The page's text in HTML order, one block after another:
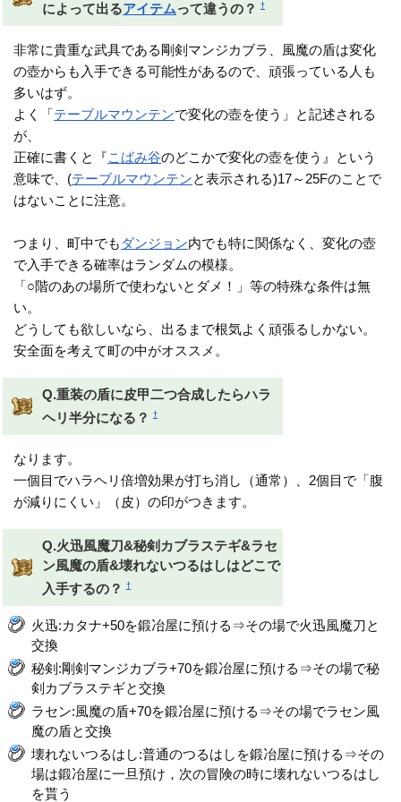
によって出るアイテムって違うの？ †
非常に貴重な武具である剛剣マンジカブラ、風魔の盾は変化
の壺からも入手できる可能性があるので、頑張っている人も
多いはず。
よく「テーブルマウンテンで変化の壺を使う」と記述される
が、
正確に書くと『こばみ谷のどこかで変化の壺を使う』という
意味で、(テーブルマウンテンと表示される)17～25Fのことで
はないことに注意。
つまり、町中でも ダンジョン内でも特に関係なく、変化の壺
で入手できる確率はランダムの模様。
「○階のあの場所で使わないとダメ！」等の特殊な条件は無
い。
どうしても欲しいなら、出るまで根気よく頑張るしかない。
安全面を考えて町の中がオススメ。
Q.重装の盾に皮甲二つ合成したらハラ
ヘリ半分になる？
†
なります。
一個目でハラヘリ倍増効果が打ち消し（通常）、2個目で「腹
が減りにくい」（皮）の印がつきます。
Q.火迅風魔刀&秘剣カブラステギ&ラセ
ン風魔の盾&壊れないつるはしはどこで
入手するの？
†
火迅:カタナ+50を鍛冶屋に預ける⇒その場で火迅風魔刀と
交換
秘剣:剛剣マンジカブラ+70を鍛冶屋に預ける⇒その場で秘
剣カブラステギと交換
ラセン:風魔の盾+70を鍛冶屋に預ける⇒その場でラセン風
魔の盾と交換
壊れないつるはし:普通のつるはしを鍛冶屋に預ける⇒その
場は鍛冶屋に一旦預け，次の冒険の時に壊れないつるはし
を貰う